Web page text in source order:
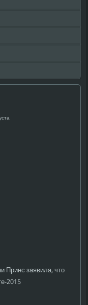
Принс заявила, что
2015